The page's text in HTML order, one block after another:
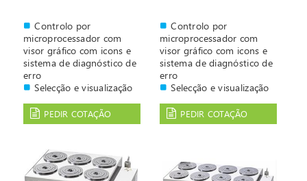
Controlo por
microprocessador com
visor gráfico com icons e
sistema de diagnóstico de
erro
Selecção e visualização
Possibilidade de
programar até 4
Alarme audível e sonoro
Interior e resistências
em aço inoxidável
PEDIR COTAÇÃO
Controlo por
microprocessador com
visor gráfico com icons e
sistema de diagnóstico de
erro
Selecção e visualização
Possibilidade de
programar até 4
Interior e resistências
em aço inoxidável
PEDIR COTAÇÃO